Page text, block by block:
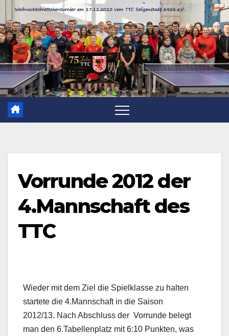
Zum
Inhalt
springen
Vorrunde 2012 der
4.Mannschaft des
TTC
Wieder mit dem Ziel die Spielklasse zu halten
startete die 4.Mannschaft in die Saison
2012/13. Nach Abschluss der Vorrunde belegt
man den 6.Tabellenplatz mit 6:10 Punkten, was